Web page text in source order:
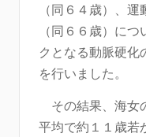
（同６４歳）、
（同６６歳）に
クとなる動脈硬化
を行いました。
その結果、海女
平均で約１１歳若